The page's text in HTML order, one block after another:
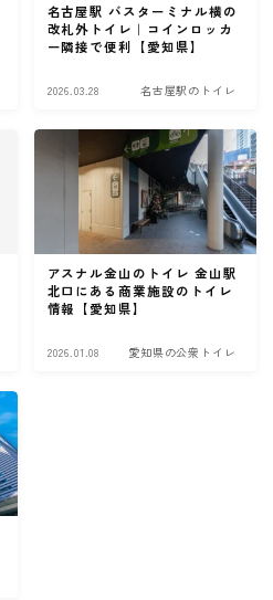
名古屋駅 バスターミナル横の
改札外トイレ｜コインロッカ
ー隣接で便利【愛知県】
2026.03.28 名古屋駅のトイレ
アスナル金山のトイレ 金山駅
北口にある商業施設のトイレ
情報【愛知県】
2026.01.08 愛知県の公衆トイレ